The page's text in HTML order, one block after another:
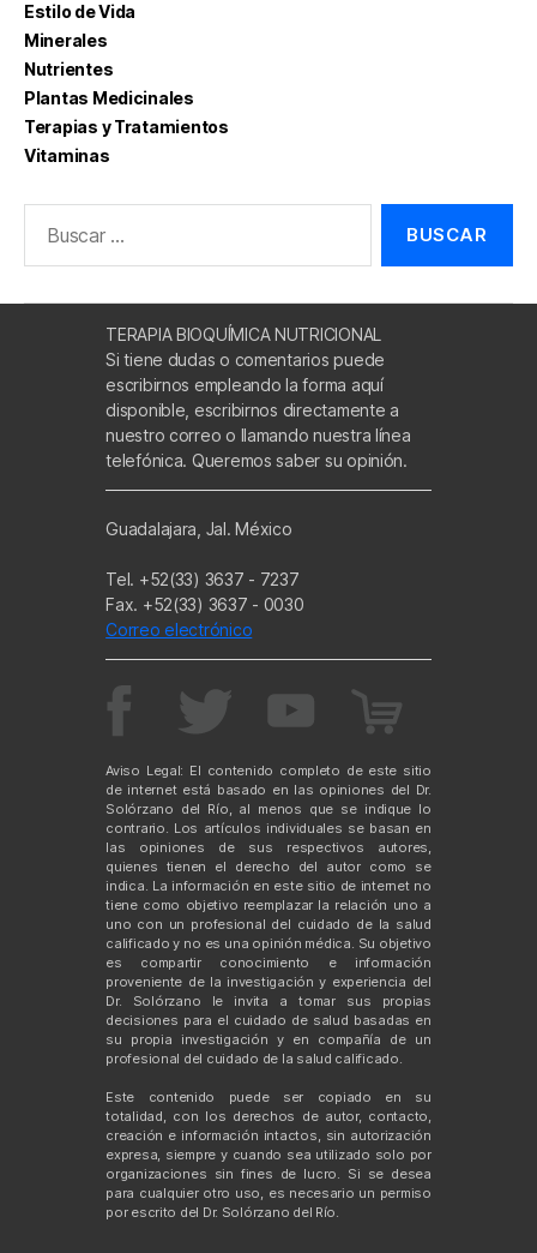
Estilo de Vida
Minerales
Nutrientes
Plantas Medicinales
Terapias y Tratamientos
Vitaminas
TERAPIA BIOQUÍMICA NUTRICIONAL
Si tiene dudas o comentarios puede
escribirnos empleando la forma aquí
disponible, escribirnos directamente a
nuestro correo o llamando nuestra línea
telefónica. Queremos saber su opinión.
Guadalajara, Jal. México
Tel. +52(33) 3637 - 7237
Fax. +52(33) 3637 - 0030
Correo electrónico
Aviso Legal: El contenido completo de este sitio
de internet está basado en las opiniones del Dr.
Solórzano del Río, al menos que se indique lo
contrario. Los artículos individuales se basan en
las opiniones de sus respectivos autores,
quienes tienen el derecho del autor como se
indica. La información en este sitio de internet no
tiene como objetivo reemplazar la relación uno a
uno con un profesional del cuidado de la salud
calificado y no es una opinión médica. Su objetivo
es compartir conocimiento e información
proveniente de la investigación y experiencia del
Dr. Solórzano le invita a tomar sus propias
decisiones para el cuidado de salud basadas en
su propia investigación y en compañía de un
profesional del cuidado de la salud calificado.
Este contenido puede ser copiado en su
totalidad, con los derechos de autor, contacto,
creación e información intactos, sin autorización
expresa, siempre y cuando sea utilizado solo por
organizaciones sin fines de lucro. Si se desea
para cualquier otro uso, es necesario un permiso
por escrito del Dr. Solórzano del Río.